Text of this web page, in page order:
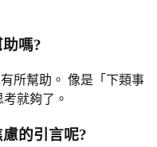
嗎?
所幫助。 像是「下類事
就夠了。
的引言呢?